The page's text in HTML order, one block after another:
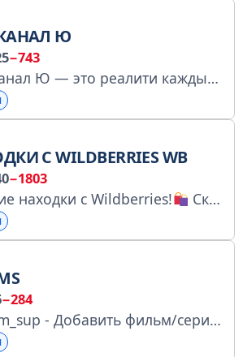
Ю
−743
Телеканал Ю — это реалити каждый день! Регистрация в реестре РКН: https://knd.gov.ru/license?id=676a0dda1e4e233a716e5630&registryType=bloggersPermission
С WILDBERRIES WB
−1803
находки с Wildberries! Скидки, товары с высоким рейтингом и положительными отзывами. Следи за обновлениями, чтобы не пропустить!
−284
@ejfilm_sup - Добавить фильм/сериал/аниме/мультфильм Всегда актуальная ссылка на канал: https://t.me/ejfilmshub